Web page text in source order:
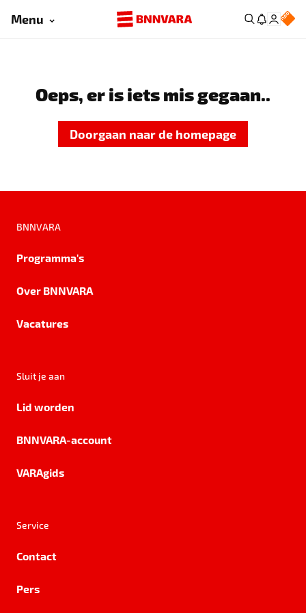
Menu
Oeps, er is iets mis gegaan..
Doorgaan naar de homepage
BNNVARA
Programma's
Over BNNVARA
Vacatures
Sluit je aan
Lid worden
BNNVARA-account
VARAgids
Service
Contact
Pers